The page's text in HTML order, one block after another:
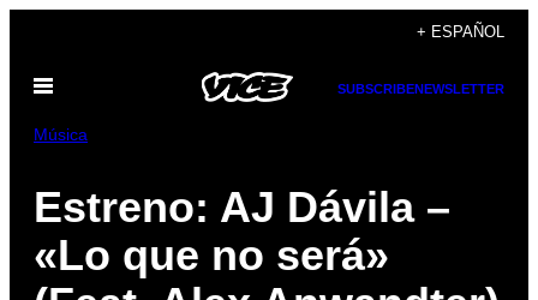
contenido
+ ESPAÑOL
Abrir
SUBSCRIBENEWSLETTER
Música
Estreno: AJ Dávila –
«Lo que no será»